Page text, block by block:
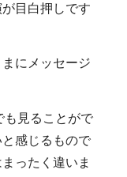
目白押しです
にメッセージ
も見ることがで
感じるもので
ったく違いま